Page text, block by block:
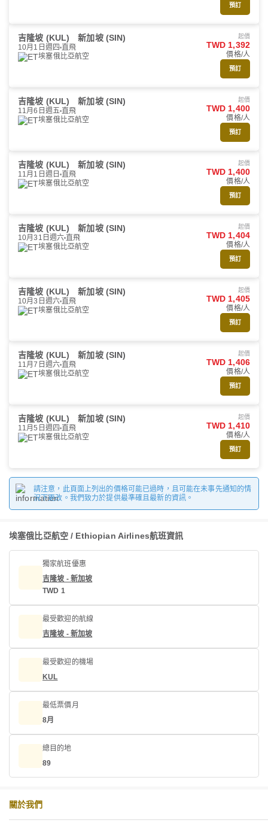
預訂
吉隆坡 (KUL) 新加坡 (SIN)
10月1日週四 直飛
埃塞俄比亞航空
起價
TWD 1,392
價格/人
預訂
吉隆坡 (KUL) 新加坡 (SIN)
11月6日週五 直飛
埃塞俄比亞航空
起價
TWD 1,400
價格/人
預訂
吉隆坡 (KUL) 新加坡 (SIN)
11月1日週日 直飛
埃塞俄比亞航空
起價
TWD 1,400
價格/人
預訂
吉隆坡 (KUL) 新加坡 (SIN)
10月31日週六 直飛
埃塞俄比亞航空
起價
TWD 1,404
價格/人
預訂
吉隆坡 (KUL) 新加坡 (SIN)
10月3日週六 直飛
埃塞俄比亞航空
起價
TWD 1,405
價格/人
預訂
吉隆坡 (KUL) 新加坡 (SIN)
11月7日週六 直飛
埃塞俄比亞航空
起價
TWD 1,406
價格/人
預訂
吉隆坡 (KUL) 新加坡 (SIN)
11月5日週四 直飛
埃塞俄比亞航空
起價
TWD 1,410
價格/人
預訂
請注意，此頁面上列出的價格可能已過時，且可能在未事先通知的情
況下更改。我們致力於提供最準確且最新的資訊。
埃塞俄比亞航空 / Ethiopian Airlines航班資訊
獨家航班優惠
吉隆坡 - 新加坡
TWD 1
最受歡迎的航線
吉隆坡 - 新加坡
最受歡迎的機場
KUL
最低票價月
8月
總目的地
89
關於我們